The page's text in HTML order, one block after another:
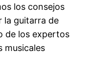
los consejos
la guitarra de
de los expertos
musicales